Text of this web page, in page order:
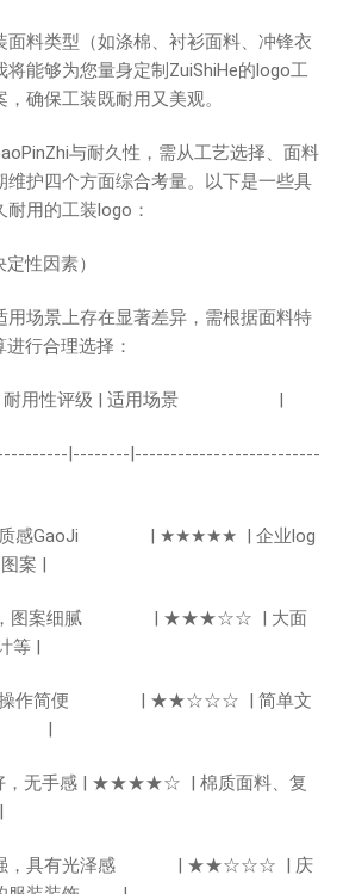
面料类型（如涤棉、衬衫面料、冲锋衣
能够为您量身定制ZuiShiHe的logo工
确保工装既耐用又美观。
与耐久性，需从工艺选择、面料
维护四个方面综合考量。以下是一些具
用的工装logo：
性因素）
用场景上存在显著差异，需根据面料特
行合理选择：
| 耐用性评级 | 适用场景 |
|--------|--------------------------
质感GaoJi | ★★★★★ | 企业log
案 |
富，图案细腻 | ★★★☆☆ | 大面
等 |
，操作简便 | ★★☆☆☆ | 简单文
等 |
，无手感 | ★★★★☆ | 棉质面料、复
强，具有光泽感 | ★★☆☆☆ | 庆